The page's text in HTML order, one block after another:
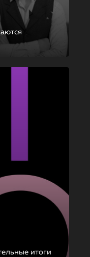
итоги